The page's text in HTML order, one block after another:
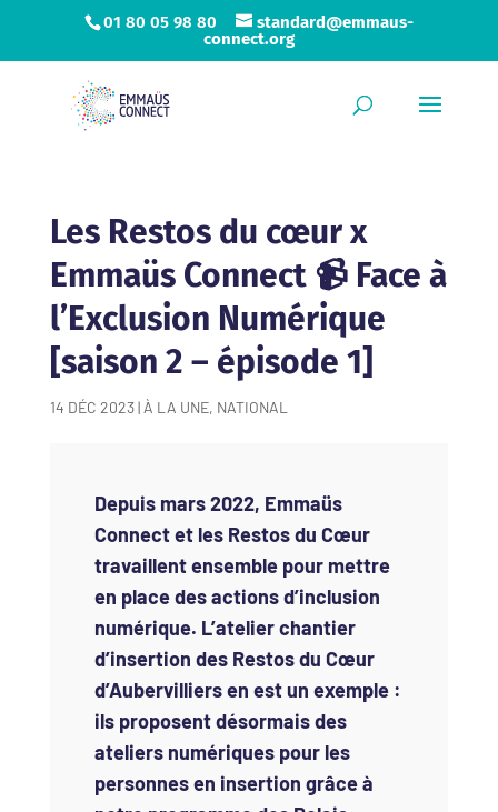
01 80 05 98 80
standard@emmaus-
connect.org
Les Restos du cœur x
Emmaüs Connect 📹 Face à
l’Exclusion Numérique
[saison 2 – épisode 1]
14 DÉC 2023| À LA UNE, NATIONAL
Depuis mars 2022, Emmaüs
Connect et les Restos du Cœur
travaillent ensemble pour mettre
en place des actions d’inclusion
numérique. L’atelier chantier
d’insertion des Restos du Cœur
d’Aubervilliers en est un exemple :
ils proposent désormais des
ateliers numériques pour les
personnes en insertion grâce à